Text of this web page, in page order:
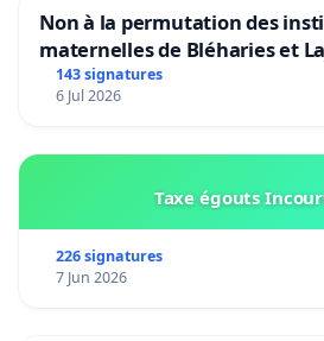
Non à la permutation des
maternelles de Bléharies et
Préservons la stabilité de nos
143 signatures
6 Jul 2026
Taxe égouts
226 signatures
7 Jun 2026